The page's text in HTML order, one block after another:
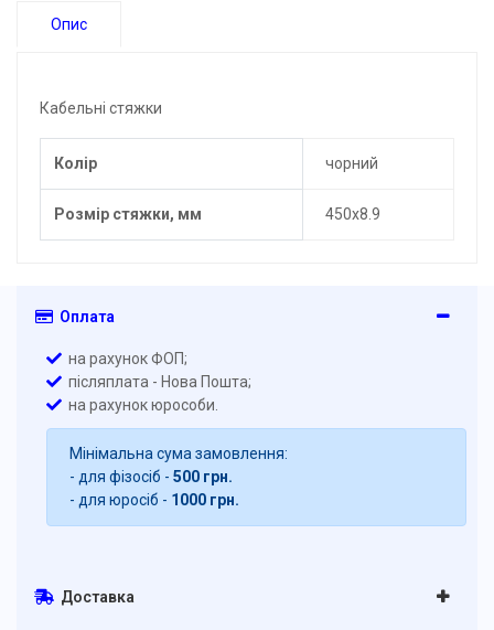
Опис
Кабельні стяжки
Колір чорний
Розмір стяжки, мм 450х8.9
Оплата
на рахунок ФОП;
післяплата - Нова Пошта;
на рахунок юрособи.
Мінімальна сума замовлення:
- для фізосіб - 500 грн.
- для юросіб - 1000 грн.
Доставка